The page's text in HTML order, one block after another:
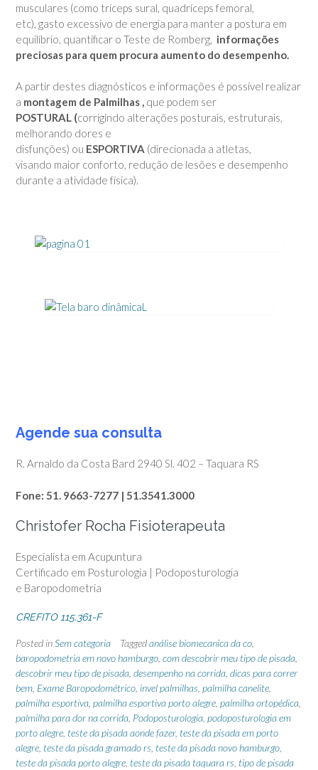
musculares (como tríceps sural, quadríceps femoral,
etc), gasto excessivo de energia para manter a postura em
equilíbrio, quantificar o Teste de Romberg, informações
preciosas para quem procura aumento do desempenho.
A partir destes diagnósticos e informações é possível realizar
a montagem de Palmilhas , que podem ser
POSTURAL (corrigindo alterações posturais, estruturais,
melhorando dores e
disfunções) ou ESPORTIVA (direcionada a atletas,
visando maior conforto, redução de lesões e desempenho
durante a atividade física).
Agende sua consulta
R. Arnaldo da Costa Bard 2940 Sl. 402 – Taquara RS
Fone: 51. 9663-7277 | 51.3541.3000
Christofer Rocha Fisioterapeuta
Especialista em Acupuntura
Certificado em Posturologia | Podoposturologia
e Baropodometria
CREFITO 115.361-F
Posted inSem categoria Taggedanálise biomecanica da co
baropodometria em novo hamburgo com descobrir meu tipo de pisada
descobrir meu tipo de pisada desempenho na corrida dicas para correr
bem Exame Baropodométrico invel palmilhas palmilha canelite
palmilha esportiva palmilha esportiva porto alegre palmilha ortopédica
palmilha para dor na corrida Podoposturologia podoposturologia em
porto alegre teste da pisada aonde fazer, teste da pisada em porto
alegre teste da pisada gramado rs teste da pisada novo hamburgo
teste da pisada porto alegre teste da pisada taquara rs tipo de pisada